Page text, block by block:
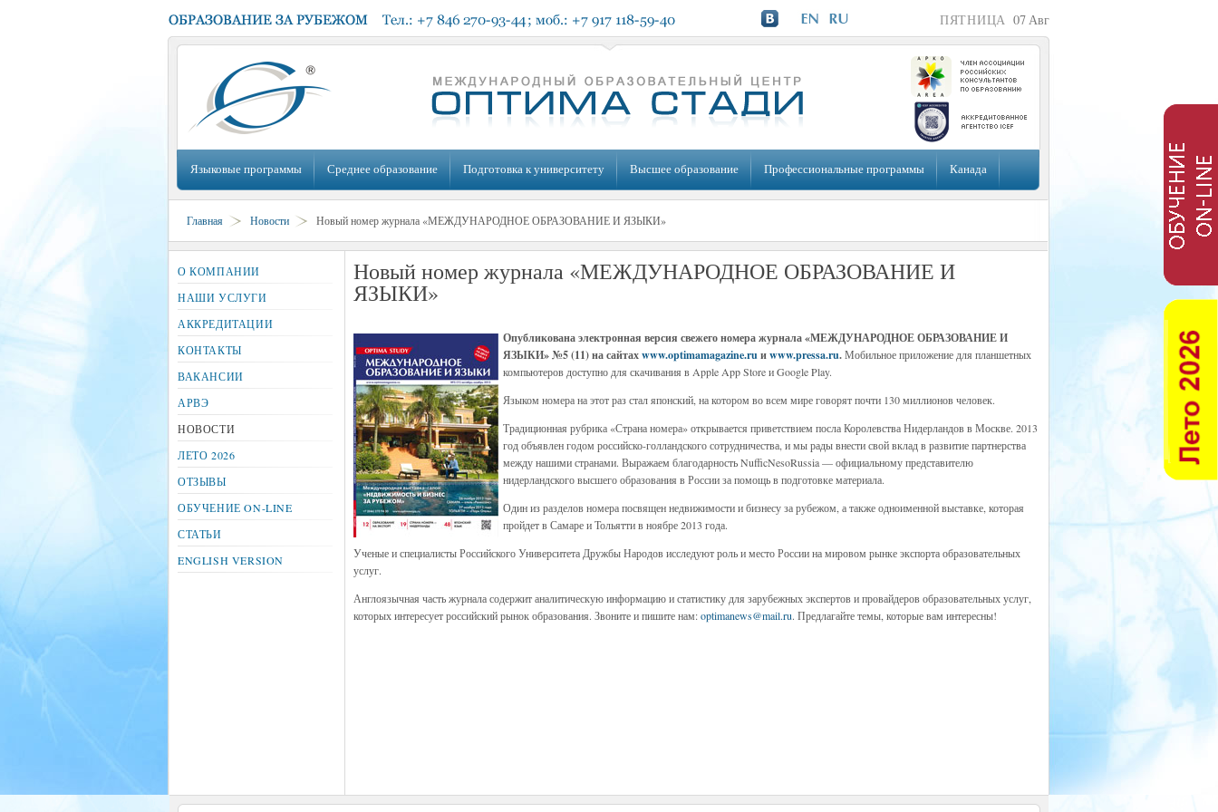
ПЯТНИЦА 07Авг
Языковые программы Среднее образование Подготовка к университету Высшее образование Профессиональные программы Канада
Главная Новости Новый номер журнала «МЕЖДУНАРОДНОЕ ОБРАЗОВАНИЕ И ЯЗЫКИ»
Новый номер журнала «МЕЖДУНАРОДНОЕ ОБРАЗОВАНИЕ И
ЯЗЫКИ»
Опубликована электронная версия свежего номера журнала «МЕЖДУНАРОДНОЕ ОБРАЗОВАНИЕ И
ЯЗЫКИ» №5 (11) на сайтахwww.optimamagazine.ruиwww.pressa.ru.Мобильное приложение для планшетных
компьютеров доступно для скачивания в Apple App Store и Google Play.
Языком номера на этот раз стал японский, на котором во всем мире говорят почти 130 миллионов человек.
Традиционная рубрика «Страна номера» открывается приветствием посла Королевства Нидерландов в Москве. 2013
год объявлен годом российско-голландского сотрудничества, и мы рады внести свой вклад в развитие партнерства
между нашими странами. Выражаем благодарность NufficNesoRussia — официальному представителю
нидерландского высшего образования в России за помощь в подготовке материала.
Один из разделов номера посвящен недвижимости и бизнесу за рубежом, а также одноименной выставке, которая
пройдет в Самаре и Тольятти в ноябре 2013 года.
Ученые и специалисты Российского Университета Дружбы Народов исследуют роль и место России на мировом рынке экспорта образовательных
услуг.
Англоязычная часть журнала содержит аналитическую информацию и статистику для зарубежных экспертов и провайдеров образовательных услуг,
которых интересует российский рынок образования. Звоните и пишите нам:optimanews@mail.ru. Предлагайте темы, которые вам интересны!
О КОМПАНИИ
НАШИ УСЛУГИ
АККРЕДИТАЦИИ
КОНТАКТЫ
ВАКАНСИИ
АРВЭ
НОВОСТИ
ЛЕТО 2026
ОТЗЫВЫ
ОБУЧЕНИЕ ON-LINE
СТАТЬИ
ENGLISH VERSION